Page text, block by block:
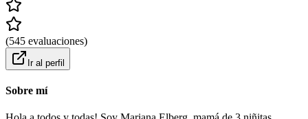
(545 evaluaciones)
Ir al perfil
Sobre mí